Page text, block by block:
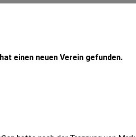
einen neuen Verein gefunden.